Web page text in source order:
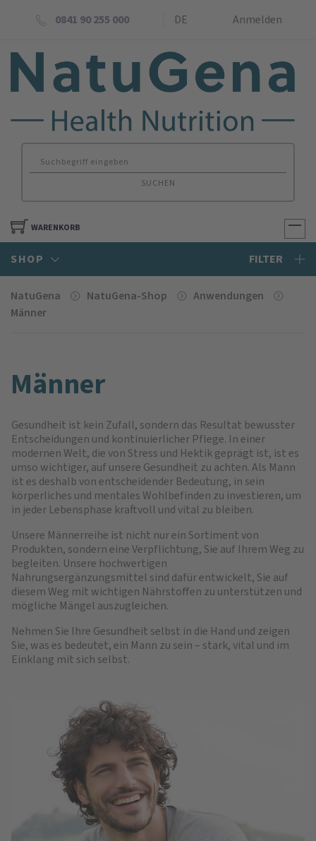
0841 90 255 000 DE Anmelden
SUCHEN
WARENKORB
SHOP FILTER
NatuGena NatuGena-Shop
Anwendungen
Männer
Männer
Gesundheit ist kein Zufall, sondern das Resultat bewusster
Entscheidungen und kontinuierlicher Pflege. In einer
modernen Welt, die von Stress und Hektik geprägt ist, ist es
umso wichtiger, auf unsere Gesundheit zu achten. Als Mann
ist es deshalb von entscheidender Bedeutung, in sein
körperliches und mentales Wohlbefinden zu investieren, um
in jeder Lebensphase kraftvoll und vital zu bleiben.
Unsere Männerreihe ist nicht nur ein Sortiment von
Produkten, sondern eine Verpflichtung, Sie auf Ihrem Weg zu
begleiten. Unsere hochwertigen
Nahrungsergänzungsmittel sind dafür entwickelt, Sie auf
diesem Weg mit wichtigen Nährstoffen zu unterstützen und
mögliche Mängel auszugleichen.
Nehmen Sie Ihre Gesundheit selbst in die Hand und zeigen
Sie, was es bedeutet, ein Mann zu sein – stark, vital und im
Einklang mit sich selbst.